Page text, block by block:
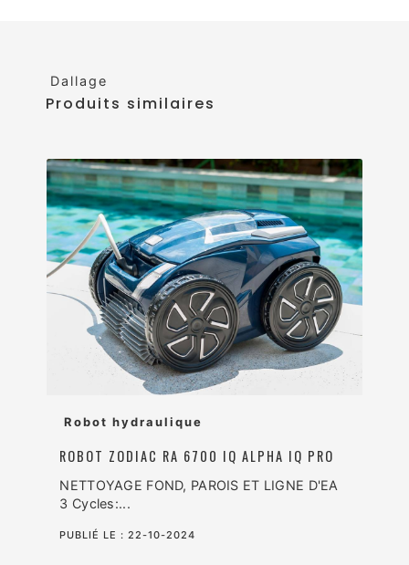
Dallage
Produits similaires
Robot hydraulique
ROBOT ZODIAC RA 6700 IQ ALPHA IQ PRO
NETTOYAGE FOND, PAROIS ET LIGNE D'EA
3 Cycles:...
PUBLIÉ LE :22-10-2024